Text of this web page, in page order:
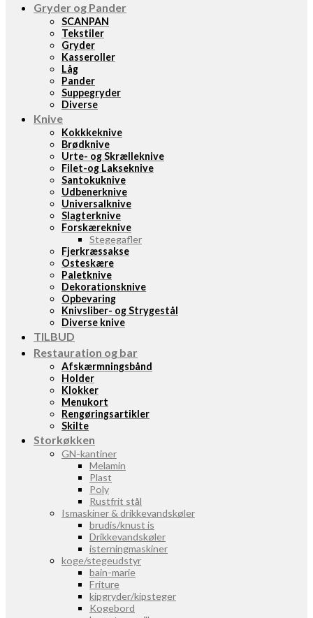
Gryder og Pander
SCANPAN
Tekstiler
Gryder
Kasseroller
Låg
Pander
Suppegryder
Diverse
Knive
Kokkkeknive
Brødknive
Urte- og Skrælleknive
Filet-og Lakseknive
Santokuknive
Udbenerknive
Universalknive
Slagterknive
Forskæreknive
Stegegafler
Fjerkræssakse
Osteskære
Paletknive
Dekorationsknive
Opbevaring
Knivsliber- og Strygestål
Diverse knive
TILBUD
Restauration og bar
Afskærmningsbånd
Holder
Klokker
Menukort
Rengøringsartikler
Skilte
Storkøkken
GN-kantiner
Melamin
Plast
Poly
Rustfrit stål
Ismaskiner & drikkevandskøler
brudis/knust is
Drikkevandskøler
isterningmaskiner
koge/stegeudstyr
bain-marie
Friture
kipgryder/kipsteger
Kogebord